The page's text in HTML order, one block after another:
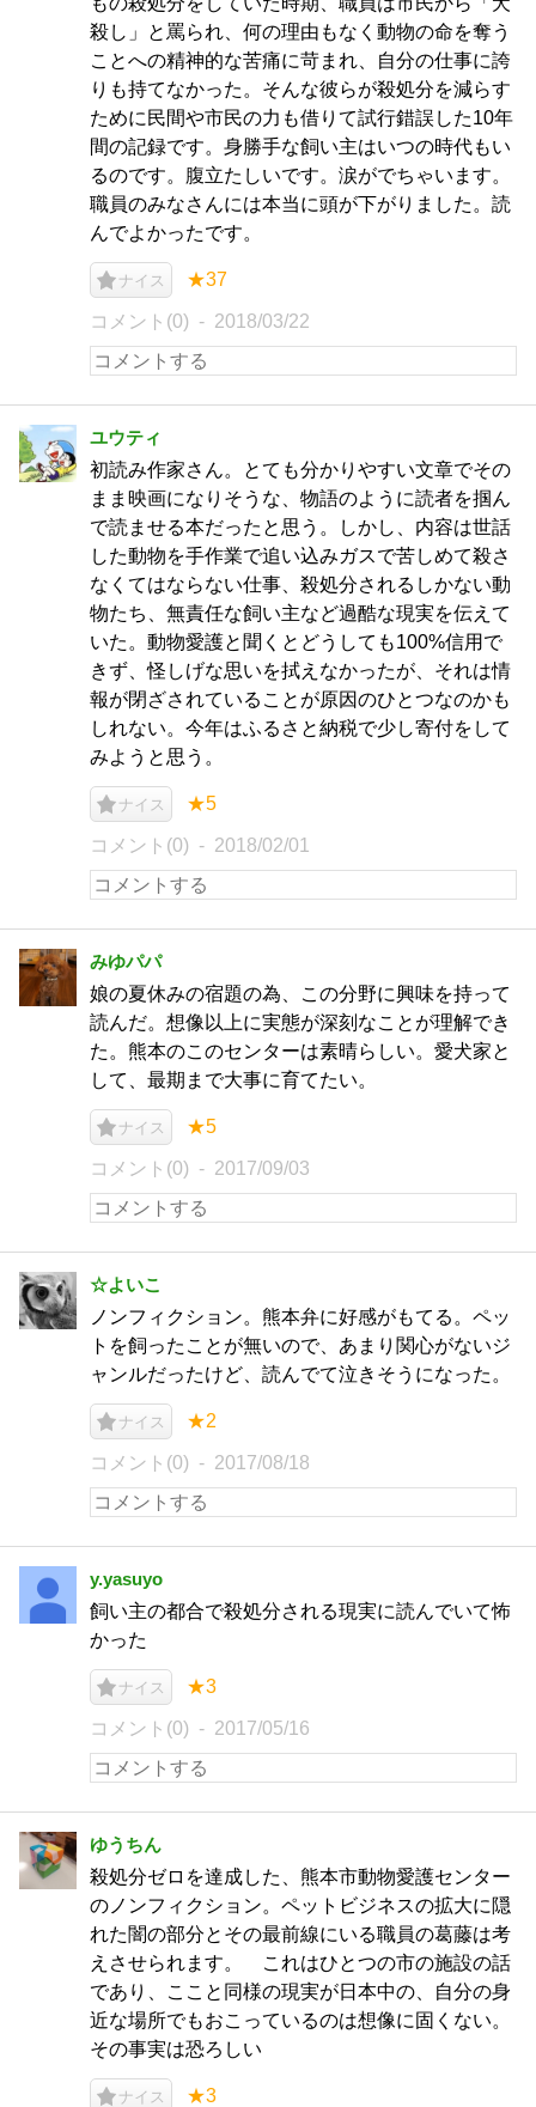
殺し」と罵られ、何の理由もなく動物の命を奪う
ことへの精神的な苦痛に苛まれ、自分の仕事に誇
りも持てなかった。そんな彼らが殺処分を減らす
ために民間や市民の力も借りて試行錯誤した10年
間の記録です。身勝手な飼い主はいつの時代もい
るのです。腹立たしいです。涙がでちゃいます。
職員のみなさんには本当に頭が下がりました。読
んでよかったです。
ナイス ★37
コメント(0) 2018/03/22
ユウティ
初読み作家さん。とても分かりやすい文章でその
まま映画になりそうな、物語のように読者を掴ん
で読ませる本だったと思う。しかし、内容は世話
した動物を手作業で追い込みガスで苦しめて殺さ
なくてはならない仕事、殺処分されるしかない動
物たち、無責任な飼い主など過酷な現実を伝えて
いた。動物愛護と聞くとどうしても100%信用で
きず、怪しげな思いを拭えなかったが、それは情
報が閉ざされていることが原因のひとつなのかも
しれない。今年はふるさと納税で少し寄付をして
みようと思う。
ナイス ★5
コメント(0) 2018/02/01
みゆパパ
娘の夏休みの宿題の為、この分野に興味を持って
読んだ。想像以上に実態が深刻なことが理解でき
た。熊本のこのセンターは素晴らしい。愛犬家と
して、最期まで大事に育てたい。
ナイス ★5
コメント(0) 2017/09/03
☆よいこ
ノンフィクション。熊本弁に好感がもてる。ペッ
トを飼ったことが無いので、あまり関心がないジ
ャンルだったけど、読んでて泣きそうになった。
ナイス ★2
コメント(0) 2017/08/18
y.yasuyo
飼い主の都合で殺処分される現実に読んでいて怖
かった
ナイス ★3
コメント(0) 2017/05/16
ゆうちん
殺処分ゼロを達成した、熊本市動物愛護センター
のノンフィクション。ペットビジネスの拡大に隠
れた闇の部分とその最前線にいる職員の葛藤は考
えさせられます。 これはひとつの市の施設の話
であり、ここと同様の現実が日本中の、自分の身
近な場所でもおこっているのは想像に固くない。
その事実は恐ろしい
ナイス ★3